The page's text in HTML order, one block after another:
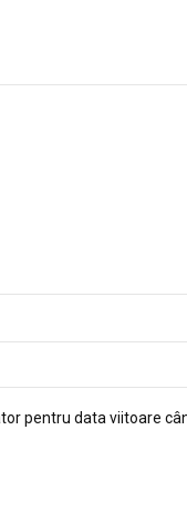
pentru data viitoare